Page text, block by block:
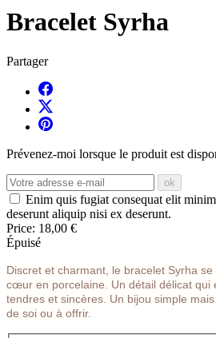
Bracelet Syrha
Partager
Prévenez-moi lorsque le produit est
ok
Enim quis fugiat consequat elit
deserunt aliquip nisi ex deserunt.
Price: 18,00 €
Épuisé
Discret et charmant, le bracelet Syrha
cœur en porcelaine. Un détail délicat qui
tendres et sincères. Un bijou simple
de soi ou à offrir.